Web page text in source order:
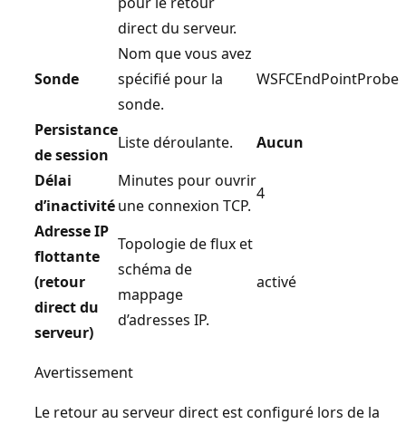
direct du serveur.
Sonde
Nom que vous avez
spécifié pour la
sonde.
WSFCEndPointProbe
Persistance
de session
Liste déroulante.
Aucun
Délai
d’inactivité
Minutes pour ouvrir
une connexion TCP.
4
Adresse IP
flottante
(retour
direct du
serveur)
Topologie de flux et
schéma de
mappage
d’adresses IP.
activé
Avertissement
Le retour au serveur direct est configuré lors de la